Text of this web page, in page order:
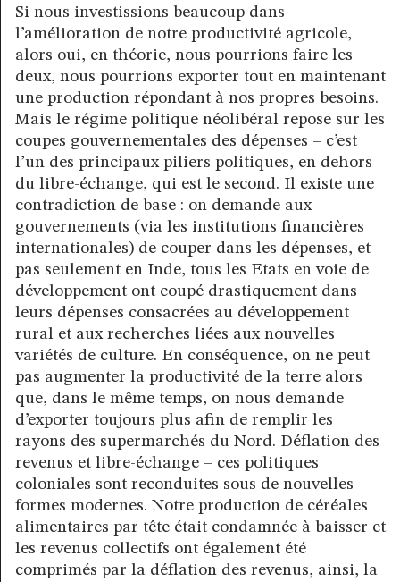
Si nous investissions beaucoup dans
l’amélioration de notre productivité agricole,
alors oui, en théorie, nous pourrions faire les
deux, nous pourrions exporter tout en maintenant
une production répondant à nos propres besoins.
Mais le régime politique néolibéral repose sur les
coupes gouvernementales des dépenses – c’est
l’un des principaux piliers politiques, en dehors
du libre-échange, qui est le second. Il existe une
contradiction de base : on demande aux
gouvernements (via les institutions financières
internationales) de couper dans les dépenses, et
pas seulement en Inde, tous les Etats en voie de
développement ont coupé drastiquement dans
leurs dépenses consacrées au développement
rural et aux recherches liées aux nouvelles
variétés de culture. En conséquence, on ne peut
pas augmenter la productivité de la terre alors
que, dans le même temps, on nous demande
d’exporter toujours plus afin de remplir les
rayons des supermarchés du Nord. Déflation des
revenus et libre-échange – ces politiques
coloniales sont reconduites sous de nouvelles
formes modernes. Notre production de céréales
alimentaires par tête était condamnée à baisser et
les revenus collectifs ont également été
comprimés par la déflation des revenus, ainsi, la